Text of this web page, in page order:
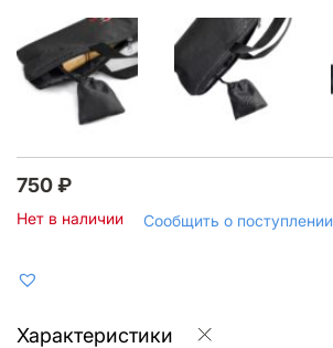
750₽
Нет в наличии Сообщить о поступлении
Характеристики